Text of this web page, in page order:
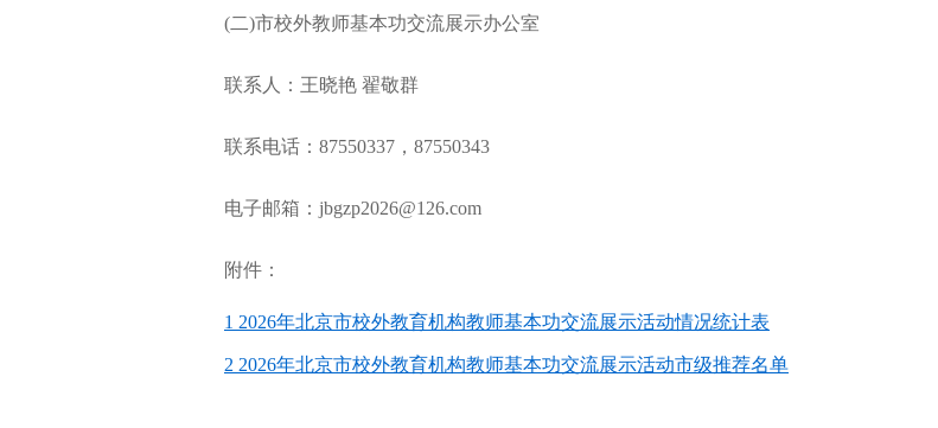
(二)市校外教师基本功交流展示办公室
联系人：王晓艳 翟敬群
联系电话：87550337，87550343
电子邮箱：jbgzp2026@126.com
附件：
1 2026年北京市校外教育机构教师基本功交流展示活动情况统计表
2 2026年北京市校外教育机构教师基本功交流展示活动市级推荐名单